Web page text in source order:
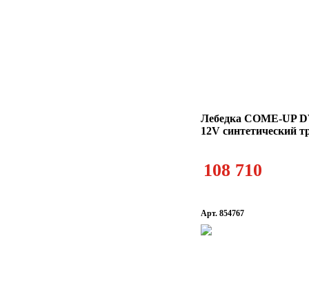
Лебедка COME-UP
12V синтетический
108 710
Арт. 854767